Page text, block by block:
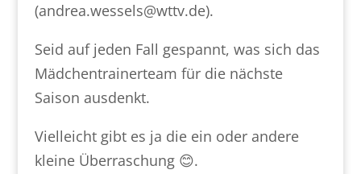
(andrea.wessels@wttv.de).
Seid auf jeden Fall gespannt, was sich das
Mädchentrainerteam für die nächste
Saison ausdenkt.
Vielleicht gibt es ja die ein oder andere
kleine Überraschung 😊.